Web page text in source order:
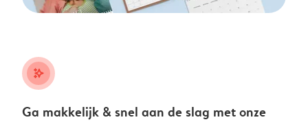
stars_plus
Ga makkelijk & snel aan de slag met onze